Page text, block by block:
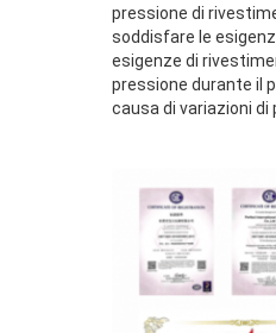
pressione di
soddisfare le
esigenze di
pressione durante il
causa di variazioni di